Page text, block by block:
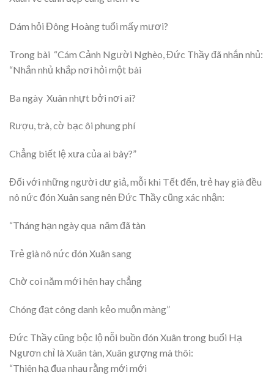
Dám hỏi Đông Hoàng tuổi mấy mươi?
Trong bài “Cám Cảnh Người Nghèo, Đức Thầy đã nhắn nhủ:
“Nhắn nhủ khắp nơi hỏi một bài
Ba ngày Xuân nhựt bởi nơi ai?
Rượu, trà, cờ bạc ôi phung phí
Chẳng biết lệ xưa của ai bày?”
Đối với những người dư giả, mỗi khi Tết đến, trẻ hay già đều
nô nức đón Xuân sang nên Đức Thầy cũng xác nhận:
“Tháng hạn ngày qua năm đã tàn
Trẻ già nô nức đón Xuân sang
Chờ coi năm mới hên hay chẳng
Chóng đạt công danh kẻo muộn màng”
Đức Thầy cũng bộc lộ nỗi buồn đón Xuân trong buổi Hạ
Ngươn chỉ là Xuân tàn, Xuân gượng mà thôi:
“Thiên hạ đua nhau rằng mới mới